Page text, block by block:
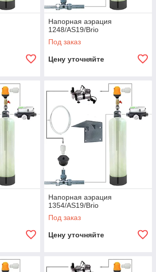
Напорная аэрация
1248/AS19/Brio
Под заказ
Цену уточняйте
Напорная аэрация
1354/AS19/Brio
Под заказ
Цену уточняйте